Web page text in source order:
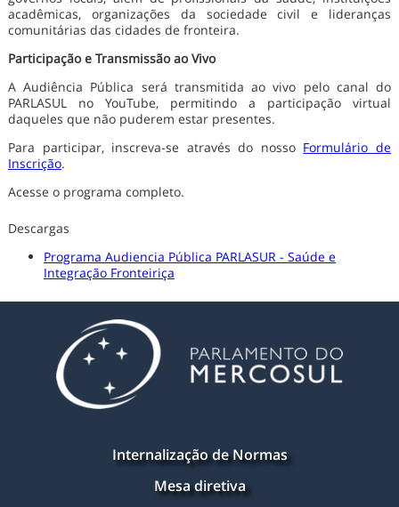
acadêmicas, organizações da sociedade civil e lideranças
comunitárias das cidades de fronteira.
Participação e Transmissão ao Vivo
A Audiência Pública será transmitida ao vivo pelo canal do
PARLASUL no YouTube, permitindo a participação virtual
daqueles que não puderem estar presentes.
Para participar, inscreva-se através do nosso Formulário de
Inscrição.
Acesse o programa completo.
Descargas
Programa Audiencia Pública PARLASUR - Saúde e
Integração Fronteiriça
Internalização de Normas
Mesa diretiva